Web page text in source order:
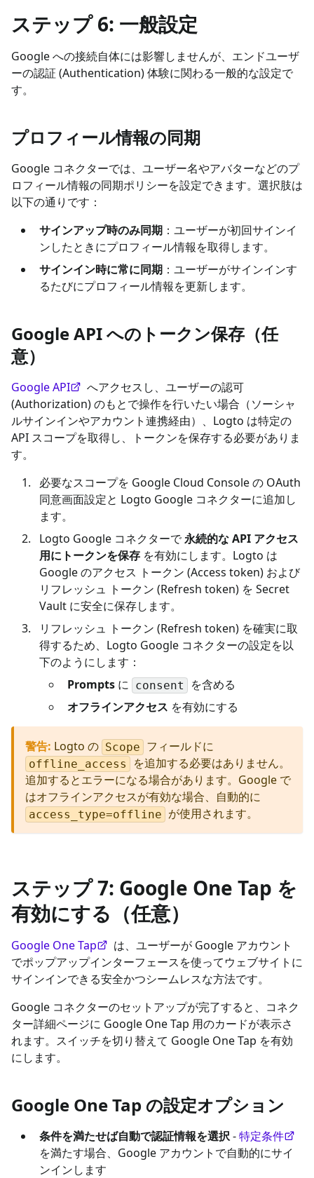
ステップ 6: 一般設定
Google への接続自体には影響しませんが、エンドユーザ
ーの認証 (Authentication) 体験に関わる一般的な設定で
す。
プロフィール情報の同期
Google コネクターでは、ユーザー名やアバターなどのプ
ロフィール情報の同期ポリシーを設定できます。選択肢は
以下の通りです：
サインアップ時のみ同期 ：ユーザーが初回サインイ
ンしたときにプロフィール情報を取得します。
サインイン時に常に同期 ：ユーザーがサインインす
るたびにプロフィール情報を更新します。
Google API へのトークン保存（任
意）
Google API
へアクセスし、ユーザーの認可
(Authorization) のもとで操作を行いたい場合（ソーシャ
ルサインインやアカウント連携経由）、Logto は特定の
API スコープを取得し、トークンを保存する必要がありま
す。
必要なスコープを Google Cloud Console の OAuth
同意画面設定と Logto Google コネクターに追加し
ます。
Logto Google コネクターで永続的な API アクセス
用にトークンを保存 を有効にします。Logto は
Google のアクセス トークン (Access token) および
リフレッシュ トークン (Refresh token) を Secret
Vault に安全に保存します。
リフレッシュ トークン (Refresh token) を確実に取
得するため、Logto Google コネクターの設定を以
下のようにします：
Prompts に consent
を含める
オフラインアクセス を有効にする
警告: Logto の Scope フィールドに
offline_access
を追加する必要はありません。
追加するとエラーになる場合があります。Google で
はオフラインアクセスが有効な場合、自動的に
access_type=offline が使用されます。
ステップ 7: Google One Tap を
有効にする（任意）
Google One Tap
は、ユーザーが Google アカウント
でポップアップインターフェースを使ってウェブサイトに
サインインできる安全かつシームレスな方法です。
Google コネクターのセットアップが完了すると、コネク
ター詳細ページに Google One Tap 用のカードが表示さ
れます。スイッチを切り替えて Google One Tap を有効
にします。
Google One Tap の設定オプション
条件を満たせば自動で認証情報を選択-特定条件
を満たす場合、Google アカウントで自動的にサイ
ンインします